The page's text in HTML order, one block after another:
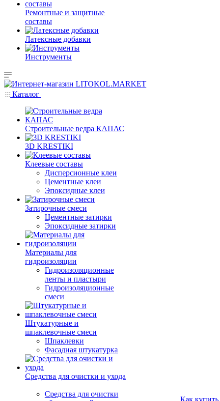
Ремонтные и защитные
составы
Латексные добавки
Инструменты
Каталог
Строительные ведра КАПАС
3D KRESTIKI
Клеевые составы
Дисперсионные клеи
Цементные клеи
Эпоксидные клеи
Затирочные смеси
Цементные затирки
Эпоксидные затирки
Материалы для
гидроизоляции
Гидроизоляционные
ленты и пластыри
Гидроизоляционные
смеси
Штукатурные и
шпаклевочные смеси
Шпаклевки
Фасадная штукатурка
Средства для очистки и ухода
Средства для очистки
Как купить